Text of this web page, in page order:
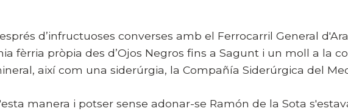
d’infructuoses converses amb el Ferrocarril General
fèrria pròpia des d’Ojos Negros fins a Sagunt i un moll a la
així com una siderúrgia, la Compañía Siderúrgica del
manera i potser sense adonar-se Ramón de la Sota